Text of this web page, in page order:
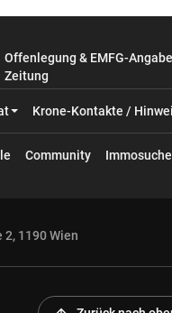
Offenlegung & EMFG-
Zeitung
Krone-Kontakte /
Community Immosuche
1190 Wien